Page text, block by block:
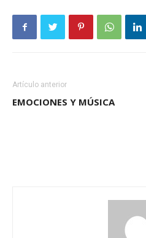
Artículo anterior
EMOCIONES Y MÚSICA